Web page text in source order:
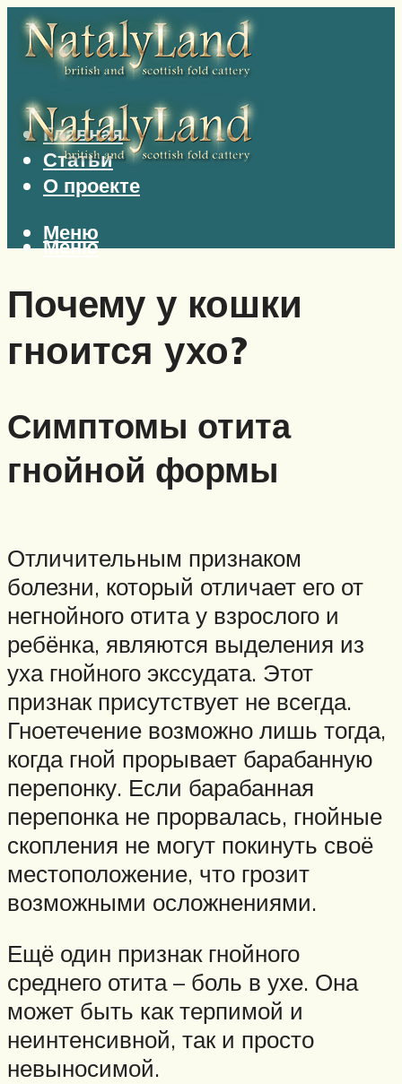
Главная
Статьи
О проекте
Меню
Меню
Почему у кошки
гноится ухо?
Симптомы отита
гнойной формы
Отличительным признаком
болезни, который отличает его от
негнойного отита у взрослого и
ребёнка, являются выделения из
уха гнойного экссудата. Этот
признак присутствует не всегда.
Гноетечение возможно лишь тогда,
когда гной прорывает барабанную
перепонку. Если барабанная
перепонка не прорвалась, гнойные
скопления не могут покинуть своё
местоположение, что грозит
возможными осложнениями.
Ещё один признак гнойного
среднего отита – боль в ухе. Она
может быть как терпимой и
неинтенсивной, так и просто
невыносимой.